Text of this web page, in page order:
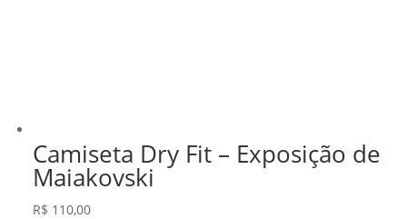
Camiseta Dry Fit – Exposição de
Maiakovski
R$ 110,00